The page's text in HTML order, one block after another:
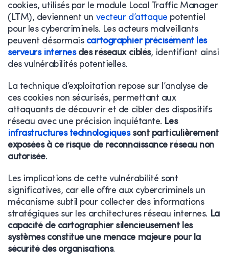
cookies, utilisés par le module Local Traffic Manager
(LTM), deviennent un vecteur d’attaque potentiel
pour les cybercriminels. Les acteurs malveillants
peuvent désormais cartographier précisément les
serveurs internesdes réseaux ciblés, identifiant ainsi
des vulnérabilités potentielles.
La technique d’exploitation repose sur l’analyse de
ces cookies non sécurisés, permettant aux
attaquants de découvrir et de cibler des dispositifs
réseau avec une précision inquiétante. Les
infrastructures technologiquessont particulièrement
exposées à ce risque de reconnaissance réseau non
autorisée.
Les implications de cette vulnérabilité sont
significatives, car elle offre aux cybercriminels un
mécanisme subtil pour collecter des informations
stratégiques sur les architectures réseau internes. La
capacité de cartographier silencieusement les
systèmes constitue une menace majeure pour la
sécurité des organisations.